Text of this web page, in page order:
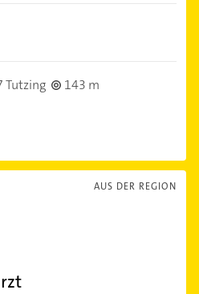
Tutzing
143 m
AUS DER REGION